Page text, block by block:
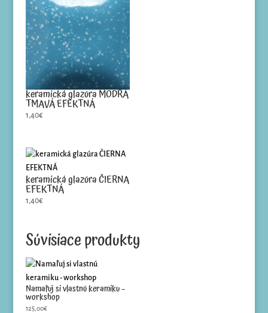
keramická glazúra MODRÁ
TMAVÁ EFEKTNÁ
1,40€
keramická glazúra ČIERNA
EFEKTNÁ
1,40€
Súvisiace produkty
Namaľuj si vlastnú keramiku –
workshop
125,00€